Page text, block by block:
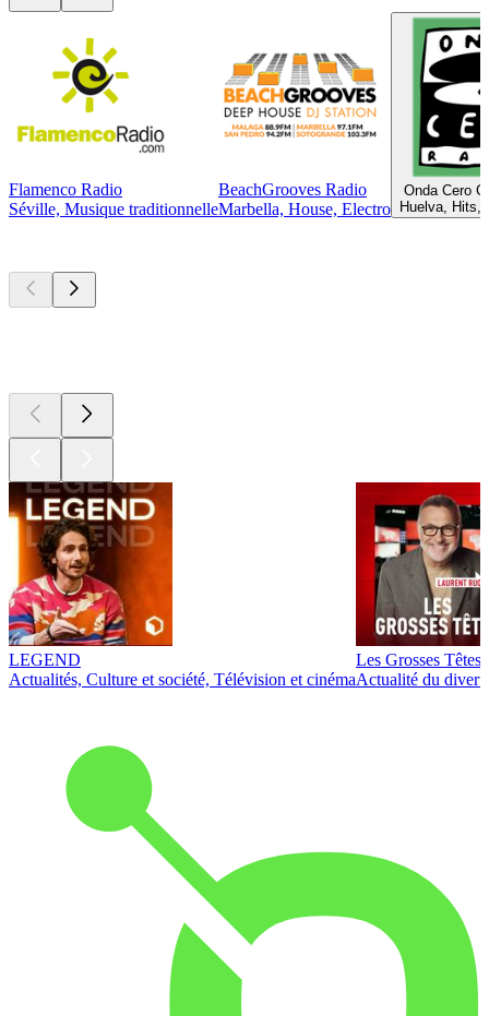
Flamenco Radio
Séville, Musique traditionnelle
BeachGrooves Radio
Marbella, House, Electro
Onda Cero
Huelva, Hits,
LEGEND
Actualités, Culture et société, Télévision et cinéma
Les Grosses Têtes
Actualité du